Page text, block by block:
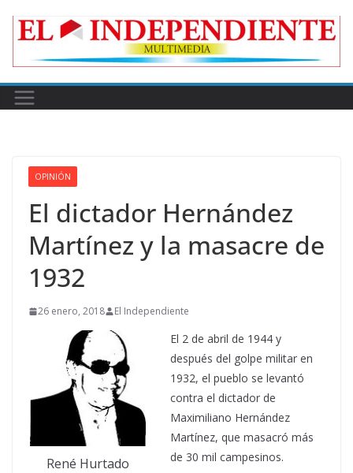
OPINIÓN
El dictador Hernández
Martínez y la masacre de
1932
26 enero, 2018 El Independiente
René Hurtado
El 2 de abril de 1944 y
después del golpe militar en
1932, el pueblo se levantó
contra el dictador de
Maximiliano Hernández
Martínez, que masacró más
de 30 mil campesinos.